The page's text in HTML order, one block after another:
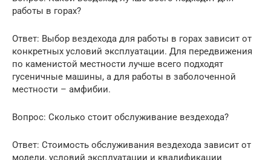
работы в горах?
Ответ: Выбор вездехода для работы в горах зависит от
конкретных условий эксплуатации. Для передвижения
по каменистой местности лучше всего подходят
гусеничные машины, а для работы в заболоченной
местности – амфибии.
Вопрос: Сколько стоит обслуживание вездехода?
Ответ: Стоимость обслуживания вездехода зависит от
модели, условий эксплуатации и квалификации